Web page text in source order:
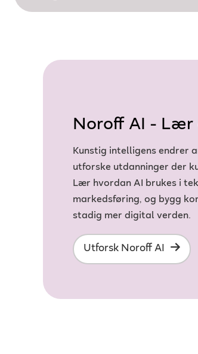
Noroff AI - Lær
Kunstig intelligens endrer
utforske utdanninger der
Lær hvordan AI brukes i
markedsføring, og bygg
stadig mer digital verden.
Utforsk Noroff AI